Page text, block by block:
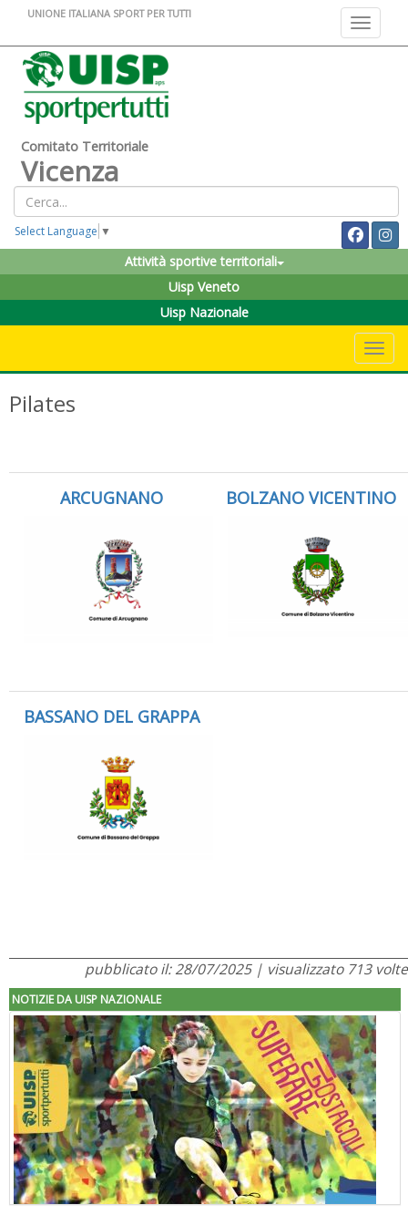
Toggle
UNIONE ITALIANA SPORT PER TUTTI
Comitato Territoriale
Vicenza
Select Language ▼
Attività sportive territoriali
Uisp Veneto
Uisp Nazionale
Pilates
ARCUGNANO BOLZANO VICENTINO
BASSANO DEL GRAPPA
pubblicato il: 28/07/2025 | visualizzato 713 volte
NOTIZIE DA UISP NAZIONALE